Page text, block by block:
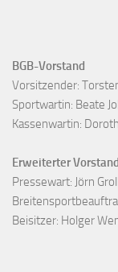
BGB-Vorstand
Vorsitzender:
Sportwartin: Beate
Kassenwartin:
Erweiterter Vorstand
Pressewart: Jörn
Beisitzer: Holger